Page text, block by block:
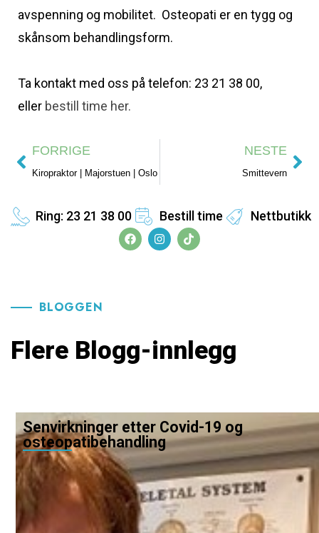
avspenning og mobilitet. Osteopati er en tygg og
skånsom behandlingsform.
Ta kontakt med oss på telefon: 23 21 38 00,
eller bestill time her.
FORRIGE
Kiropraktor | Majorstuen | Oslo
NESTE
Smittevern
Ring: 23 21 38 00 Bestill time Nettbutikk
BLOGGEN
Flere Blogg-innlegg
Senvirkninger etter Covid-19 og
osteopatibehandling